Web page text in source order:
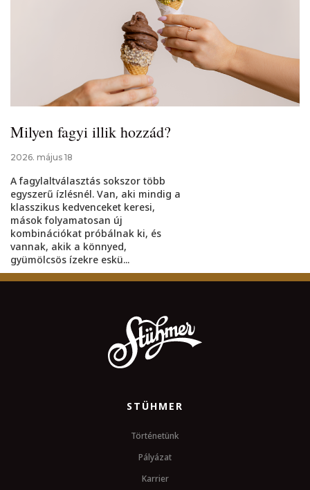
Milyen fagyi illik hozzád?
2026. május 18
A fagylaltválasztás sokszor több
egyszerű ízlésnél. Van, aki mindig a
klasszikus kedvenceket keresi,
mások folyamatosan új
kombinációkat próbálnak ki, és
vannak, akik a könnyed,
gyümölcsös ízekre eskü...
STÜHMER
Történetünk
Pályázat
Karrier